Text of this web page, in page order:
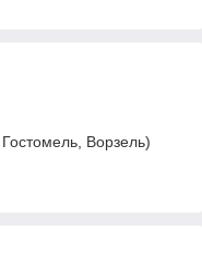
Ворзель)